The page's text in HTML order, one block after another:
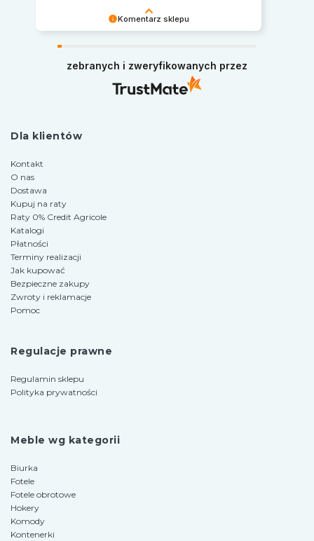
Komentarz sklepu
w naszym sklepie.
zebranych i zweryfikowanych przez
Dla klientów
Kontakt
O nas
Dostawa
Kupuj na raty
Raty 0% Credit Agricole
Katalogi
Płatności
Terminy realizacji
Jak kupować
Bezpieczne zakupy
Zwroty i reklamacje
Pomoc
Regulacje prawne
Regulamin sklepu
Polityka prywatności
Meble wg kategorii
Biurka
Fotele
Fotele obrotowe
Hokery
Komody
Kontenerki